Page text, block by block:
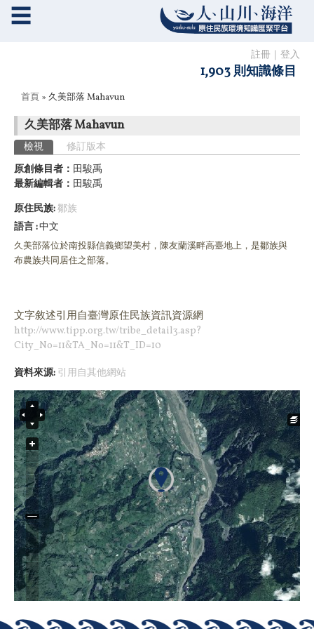
註冊 登入
1,903 則知識條目
☰
您在這裡
首頁 » 久美部落 Mahavun
久美部落 Mahavun
主要索引標籤
檢視 (作用中頁籤)
修訂版本
原創條目者： 田駿禹
最新編輯者： 田駿禹
原住民族:鄒族
語言 中文
久美部落位於南投縣信義鄉望美村， 陳友蘭溪畔高臺地上， 是鄒族與
布農族共同居住之部落。
文字敘述引用 自臺灣原住民族資訊資源網
http://www.tipp.org.tw/tribe_detail3.asp?
City_No=11&TA_No=11&T_ID=10
資料來源: 引用自其他網站